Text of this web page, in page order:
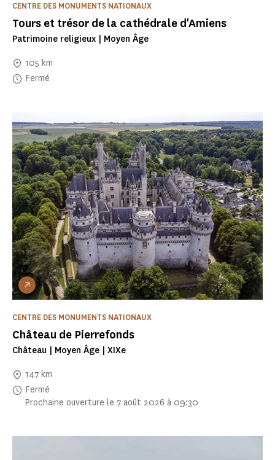
Tours et trésor de la cathédrale d'Amiens
CENTRE DES MONUMENTS NATIONAUX
Patrimoine religieux | Moyen Âge
105 km
Fermé
Château de Pierrefonds
CENTRE DES MONUMENTS NATIONAUX
Château | Moyen Âge | XIXe
147 km
Fermé
Prochaine ouverture le 7 août 2026 à 09:30